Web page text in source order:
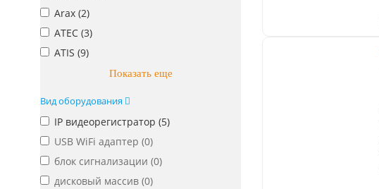
Arax (2)
ATEC (3)
ATIS (9)
Показать еще
Вид оборудования
IP видеорегистратор (5)
USB WiFi адаптер (0)
блок сигнализации (0)
дисковый массив (0)